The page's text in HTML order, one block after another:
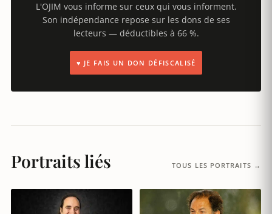
L'OJIM vous informe sur ceux qui vous informent.
Son indépendance repose sur les dons de ses
lecteurs — déductibles à 66 %.
♥ JE FAIS UN DON DÉFISCALISÉ
Portraits liés TOUS LES PORTRAITS →